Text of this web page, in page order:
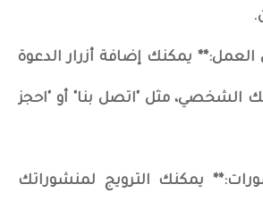
العمل:** يمكنك إضافة أزرار الدعوة
الشخصي، مثل "اتصل بنا" أو "احجز
يمكنك الترويج لمنشوراتك